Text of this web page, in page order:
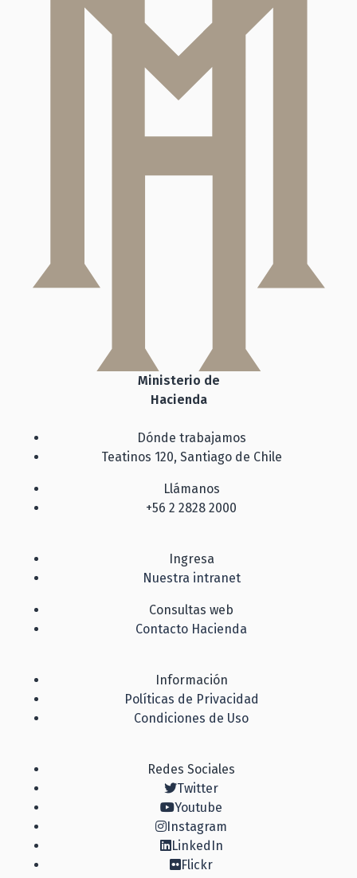
Ministerio de
Hacienda
Dónde trabajamos
Teatinos 120, Santiago de Chile
Llámanos
+56 2 2828 2000
Ingresa
Nuestra intranet
Consultas web
Contacto Hacienda
Información
Políticas de Privacidad
Condiciones de Uso
Redes Sociales
Twitter
Youtube
Instagram
LinkedIn
Flickr